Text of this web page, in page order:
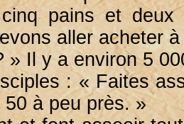
pains et deux
aller acheter
» Il y a environ 5
: « Faites
à peu près. »